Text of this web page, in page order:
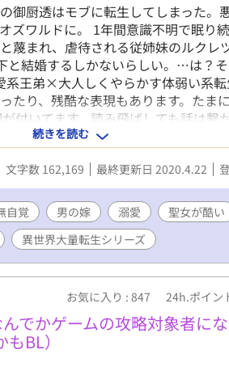
俺を悪役に見せるのに一役かってい
人公を虐げた冷酷な兄として断罪さ
げることになる。 おかしいだろうが
「悪役令息」だから。 そういう役回
た。 これまでは皆に誤解され遠巻き
可愛げがない」と言われ、弟は何を
せに、俺は主席になろうが「長男な
それでも「頑張っていたらいつか分か
満もいわずに我慢してきた。 だが、何
」なら意味なんてない。 どうせ悪役に
き勝手に生きてやろう。 悪役上等！
ない。 家の為だとか長男だとか知っ
オリースにくれてやる！ 俺は俺で独
生きる。 幸い前世の知識も思い出し
と思う。平民暮らしもなんの問題も
し、自分の道は自分で切り開くのだ。
お陰様で、7月にアルファポ
ュノベルズｂにて書籍化していただく
りがとうございますううう！！ イイ
おります♡
御厨透はモブに転生してしまった。
ズワルドに。 1年間意識不明で眠り
蔑まれ、虐待される従姉妹のルクレ
と結婚するしかないらしい。…は？
系王弟×大人しくやらかす体弱い系
たり、残酷な表現もあります。たま
付いてます。読み飛ばしても話は繋
超短いです。
続きを読む
文字数 162,169 最終更新日 2020.4.22
自覚 男の嫁 溺愛
聖女が酷い
異世界大量転生シリーズ
お気に入り : 847 24h.ポイン
でかゲームの攻略対象者に
BL）